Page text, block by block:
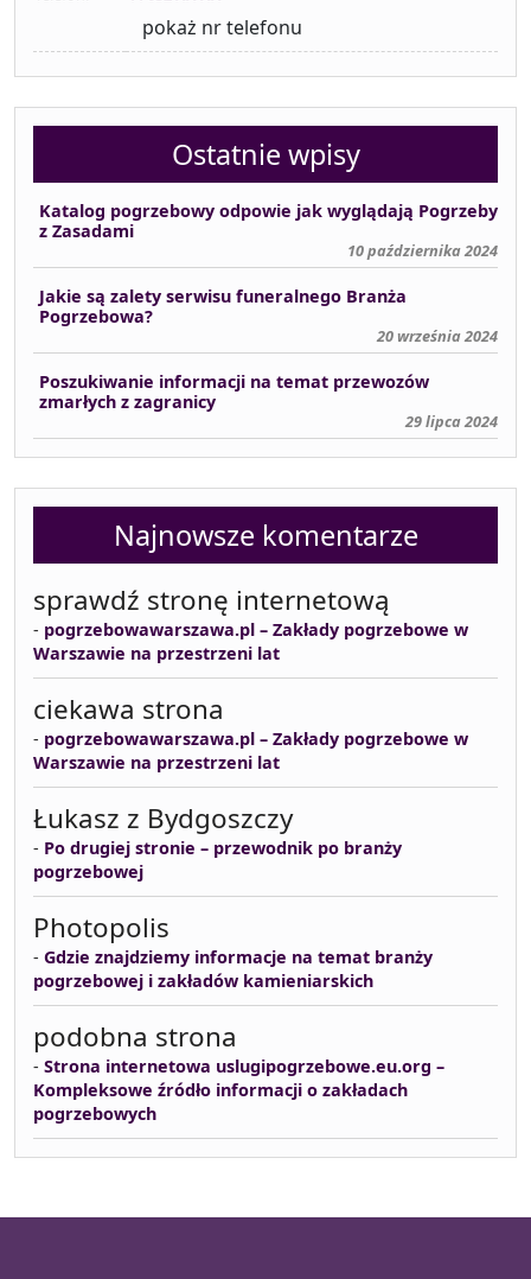
pokaż nr telefonu
Ostatnie wpisy
Katalog pogrzebowy odpowie jak wyglądają Pogrzeby
z Zasadami
10 października 2024
Jakie są zalety serwisu funeralnego Branża
Pogrzebowa?
20 września 2024
Poszukiwanie informacji na temat przewozów
zmarłych z zagranicy
29 lipca 2024
Najnowsze komentarze
sprawdź stronę internetową
- pogrzebowawarszawa.pl – Zakłady pogrzebowe w
Warszawie na przestrzeni lat
ciekawa strona
- pogrzebowawarszawa.pl – Zakłady pogrzebowe w
Warszawie na przestrzeni lat
Łukasz z Bydgoszczy
- Po drugiej stronie – przewodnik po branży
pogrzebowej
Photopolis
- Gdzie znajdziemy informacje na temat branży
pogrzebowej i zakładów kamieniarskich
podobna strona
- Strona internetowa uslugipogrzebowe.eu.org –
Kompleksowe źródło informacji o zakładach
pogrzebowych